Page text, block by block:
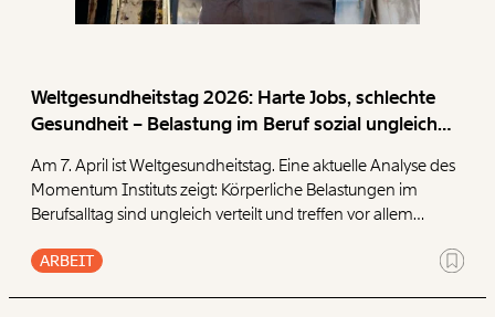
Befristungs-Monitor
Parlagram
Team
Pressebereich
Jobs & Fellowships
Weltgesundheitstag 2026: Harte Jobs, schlechte
Gesundheit – Belastung im Beruf sozial ungleich
Am 7. April ist Weltgesundheitstag. Eine aktuelle Analyse des
Momentum Instituts zeigt: Körperliche Belastungen im
Berufsalltag sind ungleich verteilt und treffen vor allem
steigen die Krankenstände mit dem Alter deutlich an. Wer
ARBEIT